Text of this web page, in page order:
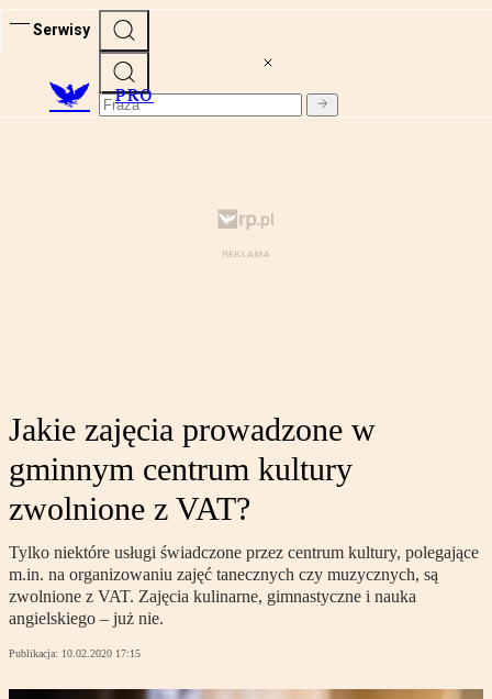
Serwisy
PRO
Jakie zajęcia prowadzone w
gminnym centrum kultury
zwolnione z VAT?
Tylko niektóre usługi świadczone przez centrum kultury, polegające
m.in. na organizowaniu zajęć tanecznych czy muzycznych, są
zwolnione z VAT. Zajęcia kulinarne, gimnastyczne i nauka
angielskiego – już nie.
Publikacja: 10.02.2020 17:15